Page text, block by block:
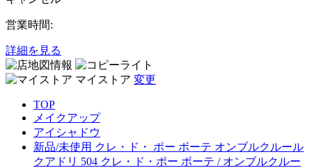
営業時間:
詳細を見る
マイストア 変更
TOP
メイクアップ
アイシャドウ
新品/未使用 クレ・ド・ ポー ボーテ オンブルクルール
クアドリ 504 クレ・ド・ポー ボーテ / オンブルクルー